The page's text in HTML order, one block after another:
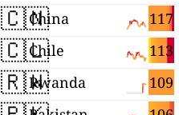
🇨🇳 117
China
🇨🇱 113
Chile
🇷🇼 109
Rwanda